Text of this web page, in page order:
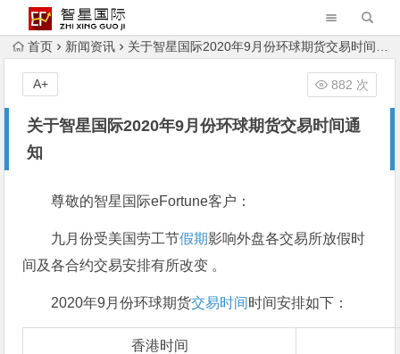
首页 新闻资讯 关于智星国际2020年9月份环球期货交易时间通知
关于智星国际2020年9月份环球期货交易时间通
知
882 次
A+
尊敬的智星国际eFortune客户：
九月份受美国劳工节假期影响外盘各交易所放假时
间及各合约交易安排有所改变 。
2020年9月份环球期货交易时间时间安排如下：
香港时间